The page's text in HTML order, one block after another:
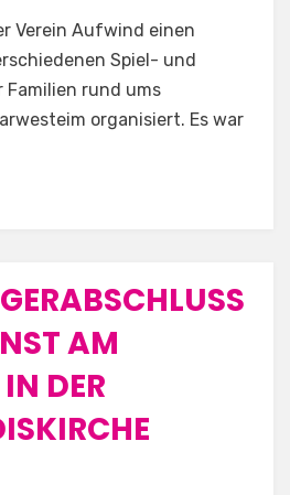
Verein Aufwind einen
Spiel- und
rund ums
organisiert. Es war
AM
DER